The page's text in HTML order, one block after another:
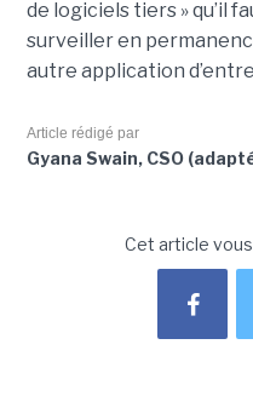
de logiciels tiers » qu’il
surveiller en
autre application
Article rédigé par
Gyana Swain, CSO
Cet article vous